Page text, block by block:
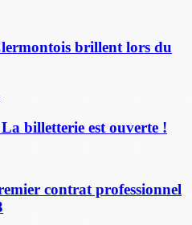
brillent lors du
billetterie est ouverte !
contrat professionnel